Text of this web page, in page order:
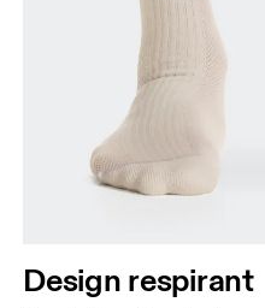
Design respirant